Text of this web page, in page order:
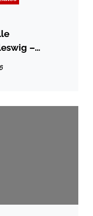
–
die Arbeit